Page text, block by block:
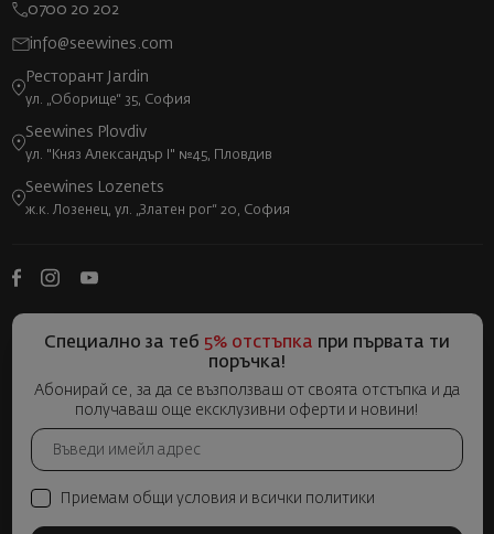
0700 20 202
info@seewines.com
Ресторант Jardin
ул. „Оборище“ 35, София
Seewines Plovdiv
ул. "Княз Александър I" №45, Пловдив
Seewines Lozenets
ж.к. Лозенец, ул. „Златен рог“ 20, София
Специално за теб 5% отстъпка при първата ти
поръчка!
Абонирай се, за да се възползваш от своята отстъпка и да
получаваш още ексклузивни оферти и новини!
Приемам общи условия и всички политики